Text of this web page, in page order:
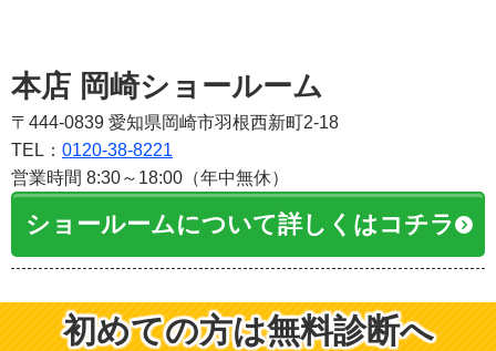
本店 岡崎ショールーム
〒444-0839 愛知県岡崎市羽根西新町2-18
TEL： 0120-38-8221
営業時間 8:30～18:00（年中無休）
ショールームについて詳しくはコチラ
初めての方は無料診断へ